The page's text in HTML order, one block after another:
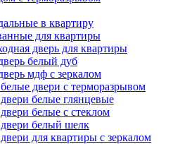
в квартиру
для квартиры
дверь для квартиры
белый дуб
мдф с зеркалом
двери с терморазрывом
белые глянцевые
белые с стеклом
белый шелк
для квартиры с зеркалом